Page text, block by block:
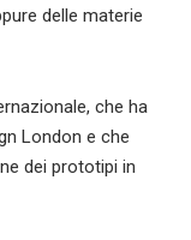
delle materie
che ha
London e che
dei prototipi in